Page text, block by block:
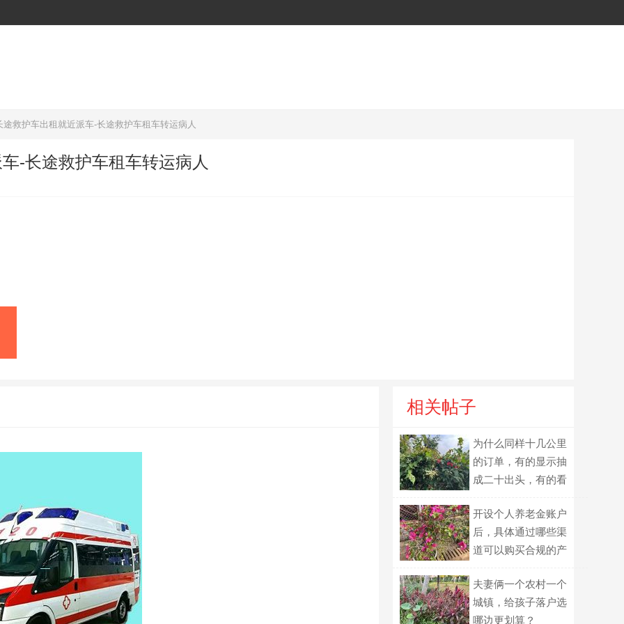
途救护车出租就近派车-长途救护车租车转运病人
-长途救护车租车转运病人
相关帖子
为什么同样十几公里
的订单，有的显示抽
成二十出头，有的看
开设个人养老金账户
后，具体通过哪些渠
道可以购买合规的产
夫妻俩一个农村一个
城镇，给孩子落户选
哪边更划算？